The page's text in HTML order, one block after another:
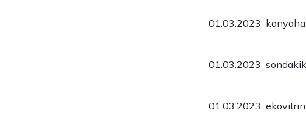
01.03.2023
01.03.2023
01.03.2023